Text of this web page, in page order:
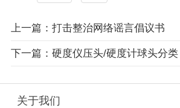
上一篇：打击整治网络谣言倡议书
下一篇：硬度仪压头/硬度计球头分类
关于我们